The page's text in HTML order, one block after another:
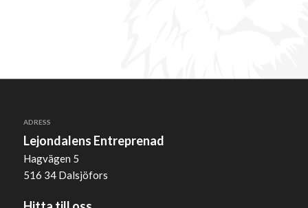
ADRESS
Lejondalens Entreprenad
Hagvägen 5
516 34 Dalsjöfors